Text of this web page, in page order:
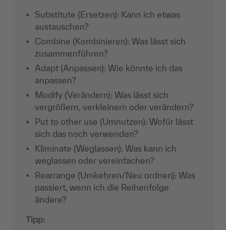
Substitute (Ersetzen): Kann ich etwas
austauschen?
Combine (Kombinieren): Was lässt sich
zusammenführen?
Adapt (Anpassen): Wie könnte ich das
anpassen?
Modify (Verändern): Was lässt sich
vergrößern, verkleinern oder verändern?
Put to other use (Umnutzen): Wofür lässt
sich das noch verwenden?
Kliminate (Weglassen): Was kann ich
weglassen oder vereinfachen?
Rearrange (Umkehren/Neu ordnen): Was
passiert, wenn ich die Reihenfolge
ändere?
Tipp: